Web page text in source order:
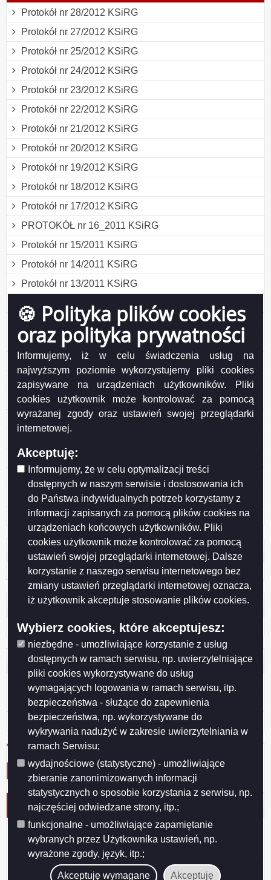
🍪 Polityka plików cookies
oraz polityka prywatności
Informujemy, iż w celu świadczenia usług na
najwyższym poziomie wykorzystujemy pliki cookies
zapisywane na urządzeniach użytkowników. Pliki
cookies użytkownik może kontrolować za pomocą
wyrażanej zgody oraz ustawień swojej przeglądarki
internetowej.
Akceptuję:
Informujemy, że w celu optymalizacji treści
dostępnych w naszym serwisie i dostosowania ich
do Państwa indywidualnych potrzeb korzystamy z
informacji zapisanych za pomocą plików cookies na
urządzeniach końcowych użytkowników. Pliki
cookies użytkownik może kontrolować za pomocą
ustawień swojej przeglądarki internetowej. Dalsze
korzystanie z naszego serwisu internetowego bez
zmiany ustawień przeglądarki internetowej oznacza,
iż użytkownik akceptuje stosowanie plików cookies.
Wybierz cookies, które akceptujesz:
niezbędne - umożliwiające korzystanie z usług
dostępnych w ramach serwisu, np. uwierzytelniające
pliki cookies wykorzystywane do usług
wymagających logowania w ramach serwisu, itp.
bezpieczeństwa - służące do zapewnienia
bezpieczeństwa, np. wykorzystywane do
wykrywania nadużyć w zakresie uwierzytelniania w
ramach Serwisu;
wydajnościowe (statystyczne) - umożliwiające
zbieranie zanonimizowanych informacji
statystycznych o sposobie korzystania z serwisu, np.
najczęściej odwiedzane strony, itp.;
funkcjonalne - umożliwiające zapamiętanie
wybranych przez Użytkownika ustawień, np.
wyrażone zgody, język, itp.;
Akceptuję wymagane Akceptuję
Protokół nr 28/2012 KSiRG
Protokół nr 27/2012 KSiRG
Protokół nr 25/2012 KSiRG
Protokół nr 24/2012 KSiRG
Protokół nr 23/2012 KSiRG
Protokół nr 22/2012 KSiRG
Protokół nr 21/2012 KSiRG
Protokół nr 20/2012 KSiRG
Protokół nr 19/2012 KSiRG
Protokół nr 18/2012 KSiRG
Protokół nr 17/2012 KSiRG
PROTOKÓŁ nr 16_2011 KSiRG
Protokół nr 15/2011 KSiRG
Protokół nr 14/2011 KSiRG
Protokół nr 13/2011 KSiRG
Protokół nr 12/2011 KSiRG
Protokół nr 11/2011 KSiRG
Protokół nr 10/2011 KSiRG
Protokół nr 9/2011 KSiRG
Protokół nr 8/2011 KSiRG
Protokół nr 7/2011 KSiRG
Protokół nr 6/2011 KSiRG
Protokół nr 4/2011 KSiRG
Protokół nr 3/2011 KSiRG
Protokół nr 2/2011 KSiRG
Protokół nr 1/2010 KSiRG
Licznik odwiedzin
Odwiedzana: 1247
Administracja
Zaloguj się
Otwarte dane
JSON
CSV
Protokół nr 26/2012 KSiRG
Protokół nr 26/2012